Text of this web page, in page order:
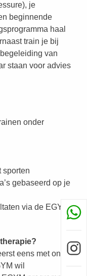
je
beginnende
haal
train je bij
van
staan voor advies
onder
sporten
gebaseerd op je
via de EGYM
eens met onze
wil